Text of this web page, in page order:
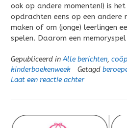
ook op andere momenten!) is
opdrachten eens op een
maken of om (jonge) leerlingen
spelen. Daarom een
Gepubliceerd inAlle berichten,
kinderboekenweek
Getagd
Laat een reactie achter